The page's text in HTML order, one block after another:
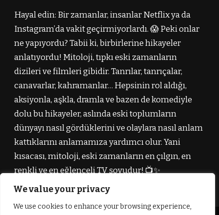
We value your privacy
We use cookies to enhance your browsing experience,
Hayal edin: Bir zamanlar, insanlar Netflix ya da
Instagram’da vakit geçirmiyorlardı. 😱 Peki onlar
ne yapıyordu? Tabii ki, birbirlerine hikayeler
anlatıyordu! Mitoloji, tıpkı eski zamanların
dizileri ve filmleri gibidir. Tanrılar, tanrıçalar,
canavarlar, kahramanlar… Hepsinin rol aldığı,
aksiyonla, aşkla, dramla ve bazen de komediyle
dolu bu hikayeler, aslında eski toplumların
dünyayı nasıl gördüklerini ve olaylara nasıl anlam
kattıklarını anlamamıza yardımcı olur. Yani
kısacası, mitoloji, eski zamanların en çılgın, en
renkli ve en eğlenceli TV şovudur! 📺✨